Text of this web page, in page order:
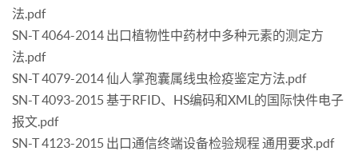
法.pdf
SN-T 4064-2014 出口植物性中药材中多种元素的测定方
法.pdf
SN-T 4079-2014 仙人掌孢囊属线虫检疫鉴定方法.pdf
SN-T 4093-2015 基于RFID、HS编码和XML的国际快件电子
报文.pdf
SN-T 4123-2015 出口通信终端设备检验规程 通用要求.pdf